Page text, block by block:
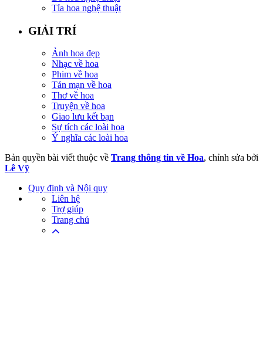
Tỉa hoa nghệ thuật
GIẢI TRÍ
Ảnh hoa đẹp
Nhạc về hoa
Phim về hoa
Tản mạn về hoa
Thơ về hoa
Truyện về hoa
Giao lưu kết bạn
Sự tích các loài hoa
Ý nghĩa các loài hoa
Bản quyền bài viết thuộc về Trang thông tin về Hoa, chỉnh sửa bởi
Lê Vỹ
Quy định và Nội quy
Liên hệ
Trợ giúp
Trang chủ